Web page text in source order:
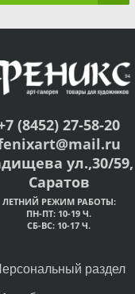
(8452) 27-58-20
ул.,30/59,
Саратов
ЛЕТНИЙ РЕЖИМ РАБОТЫ:
ПН-ПТ: 10-19 Ч.
СБ-ВС: 10-17 Ч.
раздел